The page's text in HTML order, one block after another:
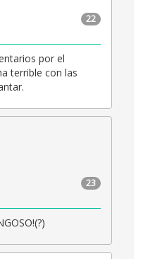
22
por el
terrible con las
23